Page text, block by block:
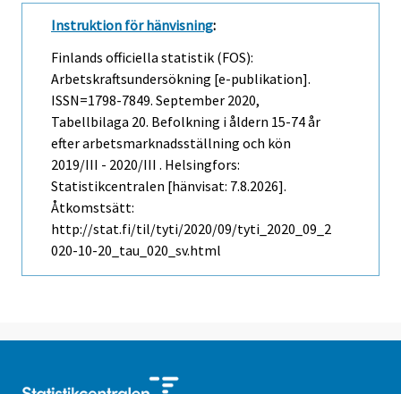
Instruktion för hänvisning:
Finlands officiella statistik (FOS):
Arbetskraftsundersökning [e-publikation].
ISSN=1798-7849. September 2020,
Tabellbilaga 20. Befolkning i åldern 15-74 år
efter arbetsmarknadsställning och kön
2019/III - 2020/III . Helsingfors:
Statistikcentralen [hänvisat: 7.8.2026].
Åtkomstsätt:
http://stat.fi/til/tyti/2020/09/tyti_2020_09_2
020-10-20_tau_020_sv.html